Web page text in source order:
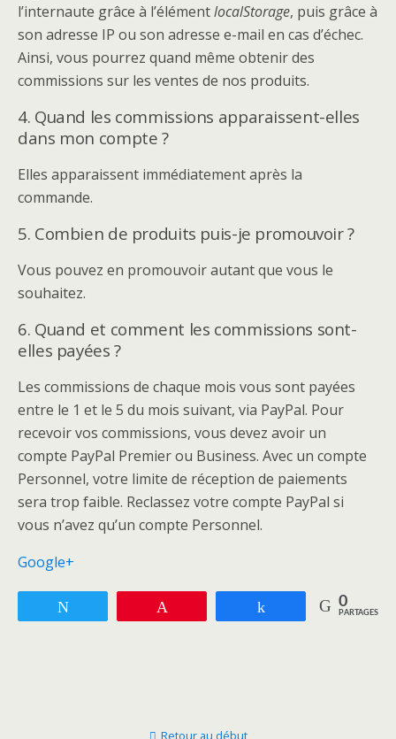
l’internaute grâce à l’élémentlocalStorage, puis grâce à
son adresse IP ou son adresse e-mail en cas d’échec.
Ainsi, vous pourrez quand même obtenir des
commissions sur les ventes de nos produits.
4. Quand les commissions apparaissent-elles
dans mon compte ?
Elles apparaissent immédiatement après la
commande.
5. Combien de produits puis-je promouvoir ?
Vous pouvez en promouvoir autant que vous le
souhaitez.
6. Quand et comment les commissions sont-
elles payées ?
Les commissions de chaque mois vous sont payées
entre le 1 et le 5 du mois suivant, via PayPal. Pour
recevoir vos commissions, vous devez avoir un
compte PayPal Premier ou Business. Avec un compte
Personnel, votre limite de réception de paiements
sera trop faible. Reclassez votre compte PayPal si
vous n’avez qu’un compte Personnel.
Google+
Partagez 0
PARTAGES
Retour au début